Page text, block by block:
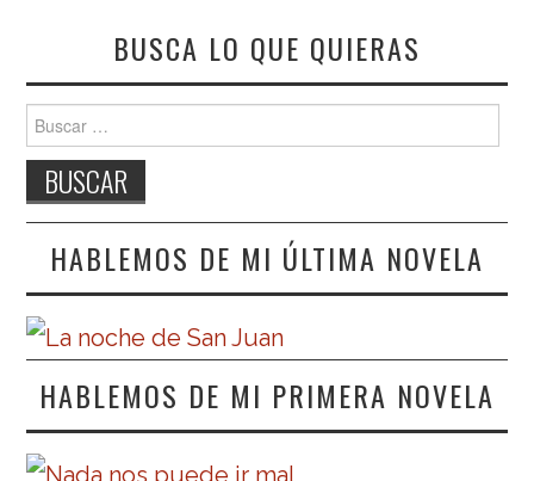
BUSCA LO QUE QUIERAS
Buscar:
HABLEMOS DE MI ÚLTIMA NOVELA
HABLEMOS DE MI PRIMERA NOVELA